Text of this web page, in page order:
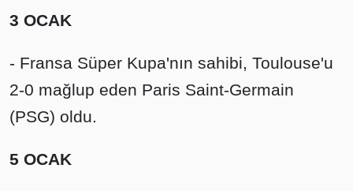
3 OCAK
- Fransa Süper Kupa'nın sahibi, Toulouse'u
2-0 mağlup eden Paris Saint-Germain
(PSG) oldu.
5 OCAK